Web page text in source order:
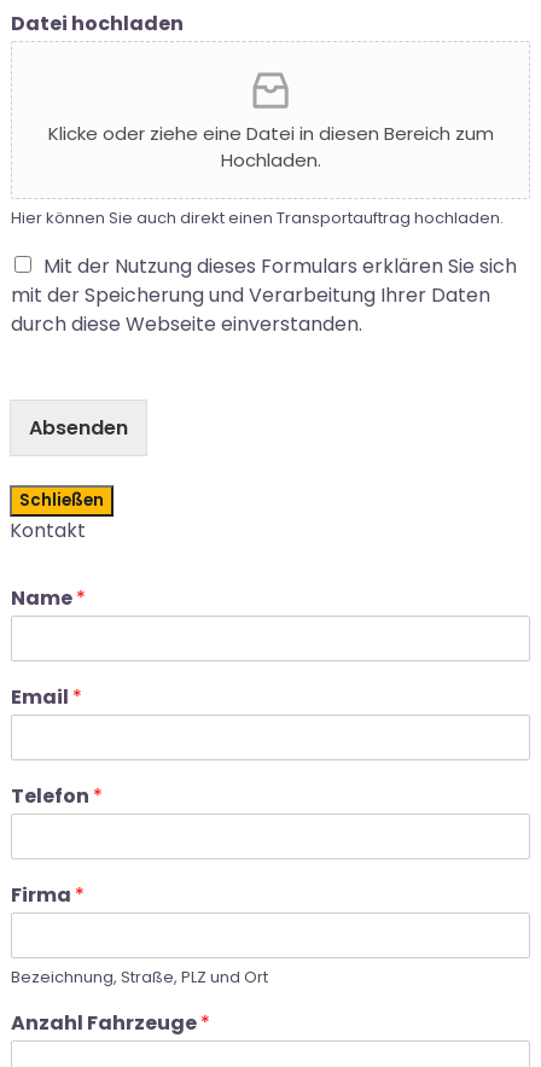
Datei hochladen
Klicke oder ziehe eine Datei in diesen Bereich zum
Hochladen.
Hier können Sie auch direkt einen Transportauftrag hochladen.
Mit der Nutzung dieses Formulars erklären Sie sich
mit der Speicherung und Verarbeitung Ihrer Daten
durch diese Webseite einverstanden.
Absenden
Schließen
Kontakt
Name*
Email *
Telefon *
Firma *
Bezeichnung, Straße, PLZ und Ort
Anzahl Fahrzeuge*